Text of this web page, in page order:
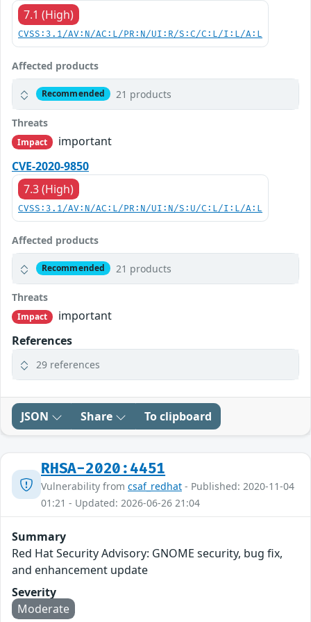
7.1 (High)
CVSS:3.1/AV:N/AC:L/PR:N/UI:R/S:C/C:L/I:L/A:L
Affected products
Recommended 21 products
Threats
Impact
important
CVE-2020-9850
7.3 (High)
CVSS:3.1/AV:N/AC:L/PR:N/UI:N/S:U/C:L/I:L/A:L
Affected products
Recommended 21 products
Threats
Impact
important
References
29 references
JSON Share To clipboard
RHSA-2020:4451
Vulnerability from csaf_redhat - Published: 2020-11-04
01:21 - Updated: 2026-06-26 21:04
Summary
Red Hat Security Advisory: GNOME security, bug fix,
and enhancement update
Severity
Moderate